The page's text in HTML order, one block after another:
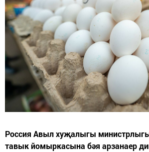
Россия Авыл хуҗалыгы
тавык йомыркасына бәя арзанаер